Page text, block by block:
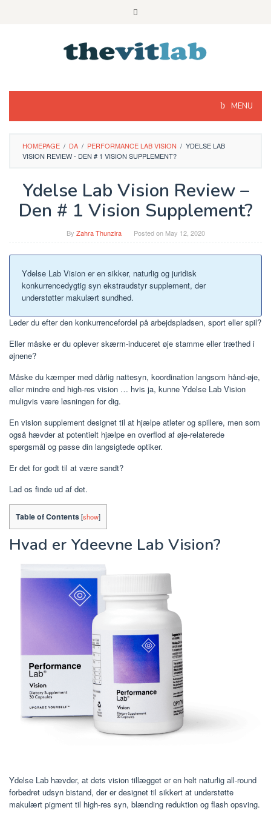
MENU
HOMEPAGE / DA / PERFORMANCE LAB VISION / YDELSE LAB
VISION REVIEW - DEN # 1 VISION SUPPLEMENT?
Ydelse Lab Vision Review –
Den # 1 Vision Supplement?
By Zahra Thunzira Posted on May 12, 2020
Ydelse Lab Vision er en sikker, naturlig og juridisk
konkurrencedygtig syn ekstraudstyr supplement, der
understøtter makulært sundhed.
Leder du efter den konkurrencefordel på arbejdspladsen, sport eller spil?
Eller måske er du oplever skærm-induceret øje stamme eller træthed i
øjnene?
Måske du kæmper med dårlig nattesyn, koordination langsom hånd-øje,
eller mindre end high-res vision … hvis ja, kunne Ydelse Lab Vision
muligvis være løsningen for dig.
En vision supplement designet til at hjælpe atleter og spillere, men som
også hævder at potentielt hjælpe en overflod af øje-relaterede
spørgsmål og passe din langsigtede optiker.
Er det for godt til at være sandt?
Lad os finde ud af det.
Table of Contents[show]
Hvad er Ydeevne Lab Vision?
Ydelse Lab hævder, at dets vision tillægget er en helt naturlig all-round
forbedret udsyn bistand, der er designet til sikkert at understøtte
makulært pigment til high-res syn, blænding reduktion og flash opsving.